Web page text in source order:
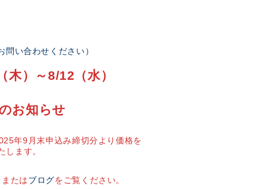
い合わせください）
木）～8/12（水）
お知らせ
年9月末申込み締切分より価格を
します。
またはブログをご覧ください。